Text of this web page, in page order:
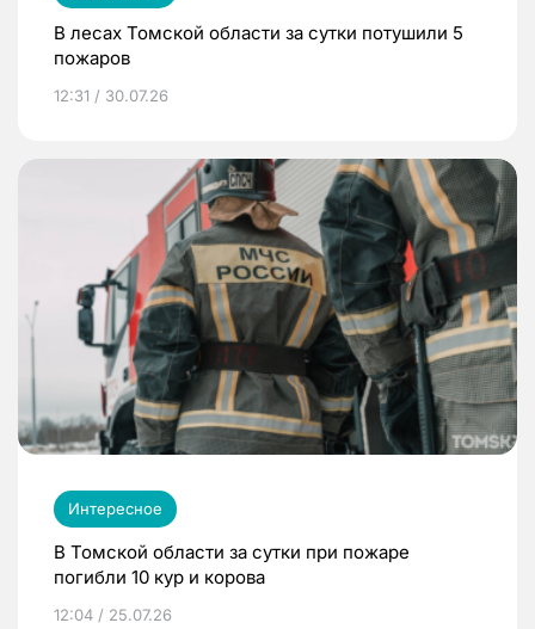
В лесах Томской области за сутки потушили 5
пожаров
12:31 / 30.07.26
Интересное
В Томской области за сутки при пожаре
погибли 10 кур и корова
12:04 / 25.07.26